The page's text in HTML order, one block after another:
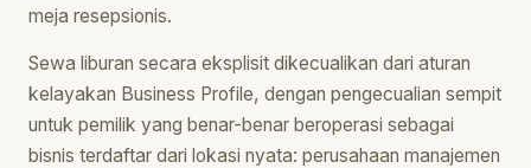
meja resepsionis.
Sewa liburan secara eksplisit dikecualikan dari aturan
kelayakan Business Profile, dengan pengecualian sempit
untuk pemilik yang benar-benar beroperasi sebagai
bisnis terdaftar dari lokasi nyata: perusahaan manajemen